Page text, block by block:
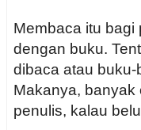
Membaca itu bagi
dengan buku.
dibaca atau
Makanya, banyak
penulis, kalau